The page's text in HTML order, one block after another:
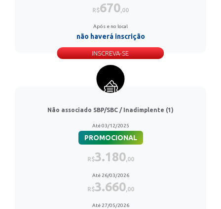
R$670,00
Após e no local
não haverá inscrição
INSCREVA-SE
Não associado SBP/SBC / Inadimplente (1)
Até 03/12/2025
PROMOCIONAL
R$3.180,00
Até 26/03/2026
R$3.660,00
Até 27/05/2026